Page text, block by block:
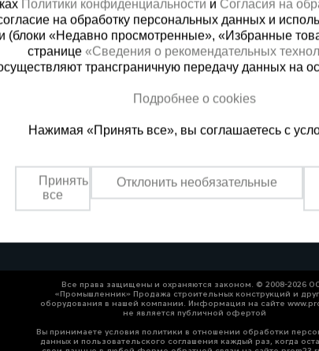
8 (800) 200-25-90
бесплатно по России
+7
Пн-Пт: с
Все права защищены и охраняются законом. © 2008-2026
«Промышленник» Продажа строительных конструкций и
оборудования в нашей компании. Информация на сайте
не является публичной офертой
Вы принимаете условия политики в отношении обработки
данных и пользовательского соглашения каждый раз, когда
Политики конфиденциальности и Согласия на
на обработку персональных данных и
(блоки «Недавно просмотренные», «Избранные
странице «Сведения о рекомендательных
трансграничную передачу данных
Подробнее о cookies
Нажимая «Принять все», вы соглашаетесь с
Принять
все
Отклонить необязательные